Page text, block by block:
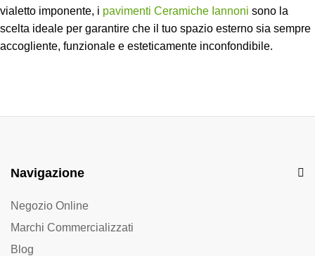
vialetto imponente, i pavimenti Ceramiche Iannoni sono la
scelta ideale per garantire che il tuo spazio esterno sia sempre
accogliente, funzionale e esteticamente inconfondibile.
Navigazione
Negozio Online
Marchi Commercializzati
Blog